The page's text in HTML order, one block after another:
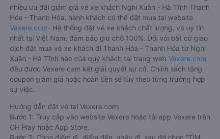
Nghi Xuân - Hà Tĩnh nhanh và uy tín nhất
Việc có rất nhiều nhà xe Nghi Xuân - Hà Tĩnh Thanh Hóa -
Thanh Hóa giúp cho du khách có đa dạng sự lựa chọn. Đây
cũng có thể là một điều bất lợi làm cho hàng khách không biết
nên chọn nhà xe nào là phù hợp với mình. Bên cạnh đó, việc
đảm bảo giữ chỗ, có được chỗ ngồi yêu thích sau khi đặt vé
xe đi Thanh Hóa - Thanh Hóa từ Nghi Xuân - Hà Tĩnh giữa
nhà xe với khách hàng sau khi đặt trực tiếp vẫn chưa được
Cho nên để dễ dàng so sánh giá, xem đánh giá chất lượng
các nhà xe đi, được đảm bảo quyền lợi cao nhất, được hưởng
nhiều ưu đãi giảm giá vé xe khách Nghi Xuân - Hà Tĩnh Thanh